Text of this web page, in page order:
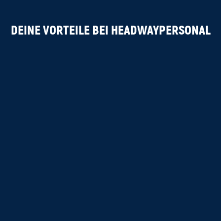
DEINE VORTEILE BEI HEADWAYPERSONAL